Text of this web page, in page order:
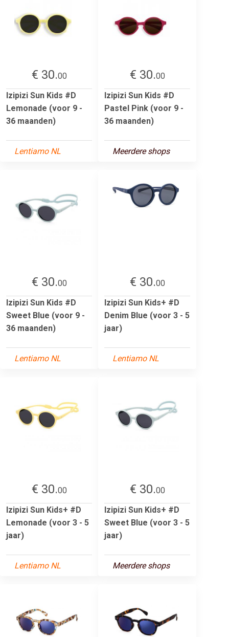
€ 30.00
Izipizi Sun Kids #D
Lemonade (voor 9 -
36 maanden)
Lentiamo NL
€ 30.00
Izipizi Sun Kids #D
Pastel Pink (voor 9 -
36 maanden)
Meerdere shops
€ 30.00
Izipizi Sun Kids #D
Sweet Blue (voor 9 -
36 maanden)
Lentiamo NL
€ 30.00
Izipizi Sun Kids+ #D
Denim Blue (voor 3 - 5
jaar)
Lentiamo NL
€ 30.00
Izipizi Sun Kids+ #D
Lemonade (voor 3 - 5
jaar)
Lentiamo NL
€ 30.00
Izipizi Sun Kids+ #D
Sweet Blue (voor 3 - 5
jaar)
Meerdere shops